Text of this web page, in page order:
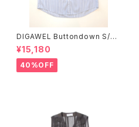
DIGAWEL Buttondown S/S
shirt
¥15,180
40%OFF